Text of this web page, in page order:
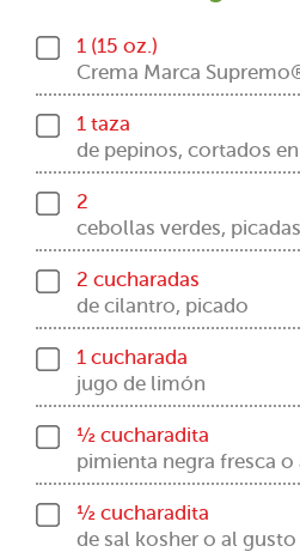
1 (15 oz.)
Crema Marca
1 taza
de pepinos, cortados
2
cebollas verdes, picadas
2 cucharadas
de cilantro, picado
1 cucharada
jugo de limón
½ cucharadita
pimienta negra fresca o
½ cucharadita
de sal kosher o al gusto